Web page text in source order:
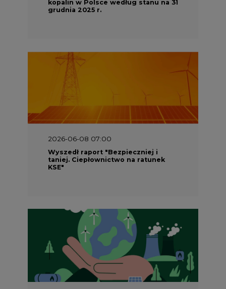
2026-06-08 07:00
taniej. Ciepłownictwo na ratunek
2026-05-23 16:00
Wyszedł raport „Przez gaz do OZE.
Dekarbonizacja ciepłownictwa
systemowego w Polsce”